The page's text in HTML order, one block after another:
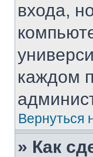
входа,
каждом
Вернуться
» Как